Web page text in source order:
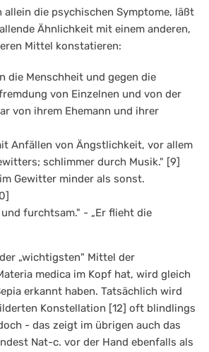
allein die psychischen Symptome, läßt
Ähnlichkeit mit einem anderen,
Mittel konstatieren:
die Menschheit und gegen die
von Einzelnen und von der
von ihrem Ehemann und ihrer
Anfällen von Ängstlichkeit, vor allem
schlimmer durch Musik." [9]
Gewitter minder als sonst.
und furchtsam." - „Er flieht die
„wichtigsten" Mittel der
medica im Kopf hat, wird gleich
erkannt haben. Tatsächlich wird
Konstellation [12] oft blindlings
- das zeigt im übrigen auch das
Nat-c. vor der Hand ebenfalls als